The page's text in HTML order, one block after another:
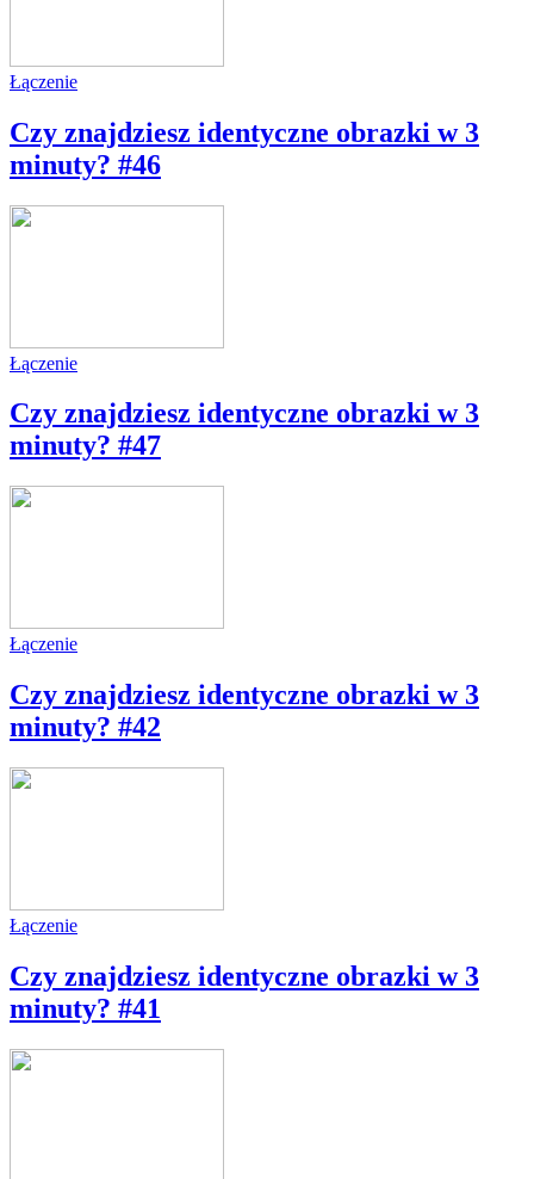
Łączenie
Czy znajdziesz identyczne obrazki w 3
minuty? #46
Łączenie
Czy znajdziesz identyczne obrazki w 3
minuty? #47
Łączenie
Czy znajdziesz identyczne obrazki w 3
minuty? #42
Łączenie
Czy znajdziesz identyczne obrazki w 3
minuty? #41